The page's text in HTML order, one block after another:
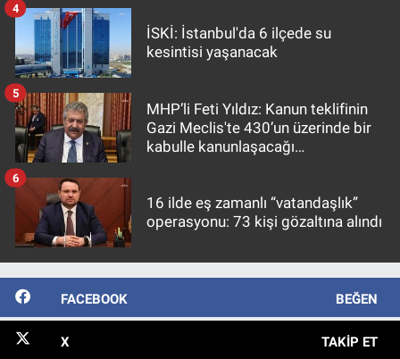
İSKİ: İstanbul'da 6 ilçede su
kesintisi yaşanacak
4
MHP’li Feti Yıldız: Kanun teklifinin
Gazi Meclis'te 430’un üzerinde bir
kabulle kanunlaşacağı
5
16 ilde eş zamanlı “vatandaşlık”
operasyonu: 73 kişi gözaltına alındı
6
FACEBOOK BEĞEN
X TAKIP ET